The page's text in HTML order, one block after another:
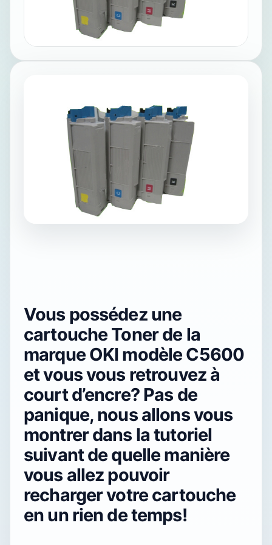
Vous possédez une
cartouche Toner de la
marque OKI modèle C5600
et vous vous retrouvez à
court d’encre? Pas de
panique, nous allons vous
montrer dans la tutoriel
suivant de quelle manière
vous allez pouvoir
recharger votre cartouche
en un rien de temps!